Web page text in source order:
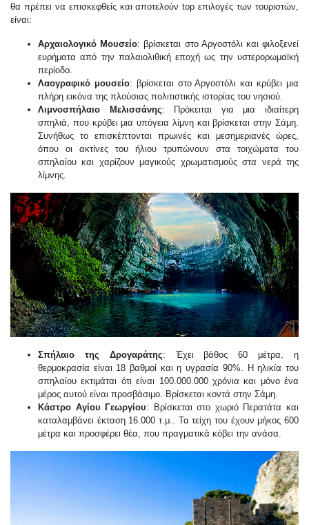
θα πρέπει να επισκεφθείς και αποτελούν top επιλογές των τουριστών,
είναι:
Αρχαιολογικό Μουσείο: βρίσκεται στο Αργοστόλι και φιλοξενεί
ευρήματα από την παλαιολιθική εποχή ως την υστερορωμαϊκή
περίοδο.
Λαογραφικό μουσείο: βρίσκεται στο Αργοστόλι και κρύβει μια
πλήρη εικόνα της πλούσιας πολιτιστικής ιστορίας του νησιού.
Λιμνοσπήλαιο Μελισσάνης: Πρόκειται για μια ιδιαίτερη
σπηλιά, που κρύβει μια υπόγεια λίμνη και βρίσκεται στην Σάμη.
Συνήθως το επισκέπτονται πρωινές και μεσημεριανές ώρες,
όπου οι ακτίνες του ήλιου τρυπώνουν στα τοιχώματα του
σπηλαίου και χαρίζουν μαγικούς χρωματισμούς στα νερά της
λίμνης.
Σπήλαιο της Δρογαράτης: Έχει βάθος 60 μέτρα, η
θερμοκρασία είναι 18 βαθμοί και η υγρασία 90%. Η ηλικία του
σπηλαίου εκτιμάται ότι είναι 100.000.000 χρόνια και μόνο ένα
μέρος αυτού είναι προσβάσιμο. Βρίσκεται κοντά στην Σάμη.
Κάστρο Αγίου Γεωργίου: Βρίσκεται στο χωριό Περατάτα και
καταλαμβάνει έκταση 16.000 τ.μ.. Τα τείχη του έχουν μήκος 600
μέτρα και προσφέρει θέα, που πραγματικά κόβει την ανάσα.